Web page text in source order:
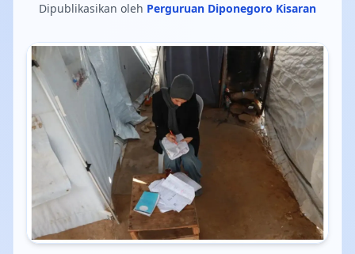
Dipublikasikan oleh Perguruan Diponegoro Kisaran